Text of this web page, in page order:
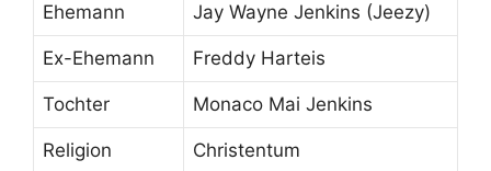
Ehemann Jay Wayne Jenkins (Jeezy)
Ex-Ehemann Freddy Harteis
Tochter Monaco Mai Jenkins
Religion Christentum